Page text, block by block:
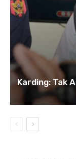
Karding: Tak